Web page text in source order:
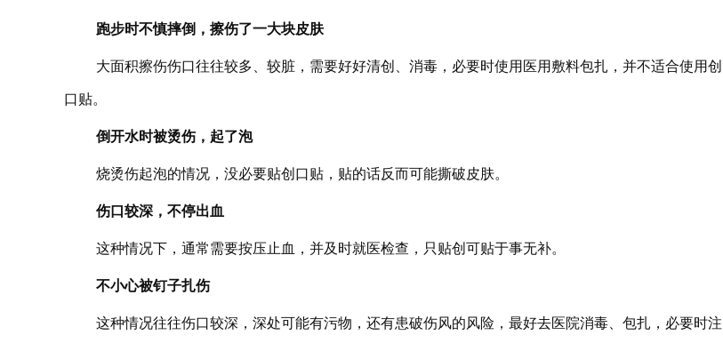
跑步时不慎摔倒，擦伤了一大块皮肤
大面积擦伤伤口往往较多、较脏，需要好好清创、消毒，必要时使用医用敷料包扎，并不适合使用创
口贴。
倒开水时被烫伤，起了泡
烧烫伤起泡的情况，没必要贴创口贴，贴的话反而可能撕破皮肤。
伤口较深，不停出血
这种情况下，通常需要按压止血，并及时就医检查，只贴创可贴于事无补。
不小心被钉子扎伤
这种情况往往伤口较深，深处可能有污物，还有患破伤风的风险，最好去医院消毒、包扎，必要时注